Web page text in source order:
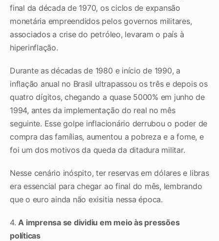
final da década de 1970, os ciclos de expansão
monetária empreendidos pelos governos militares,
associados a crise do petróleo, levaram o país à
hiperinflação.
Durante as décadas de 1980 e início de 1990, a
inflação anual no Brasil ultrapassou os três e depois os
quatro dígitos, chegando a quase 5000% em junho de
1994, antes da implementação do real no mês
seguinte. Esse golpe inflacionário derrubou o poder de
compra das famílias, aumentou a pobreza e a fome, e
foi um dos motivos da queda da ditadura militar.
Nesse cenário inóspito, ter reservas em dólares e libras
era essencial para chegar ao final do mês, lembrando
que o euro ainda não exisitia nessa época.
4. A imprensa se dividiu em meio às pressões
políticas